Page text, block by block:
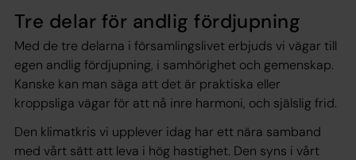
Tre delar för andlig fördjupning
Med de tre delarna i församlingslivet erbjuds vi vägar till
egen andlig fördjupning, i samhörighet och gemenskap.
Kanske kan man säga att det är praktiska eller
kroppsliga vägar för att nå inre harmoni, och själslig frid.
Den klimatkris vi upplever idag har ett nära samband
med vårt sätt att leva i hög hastighet. Den syns i vårt